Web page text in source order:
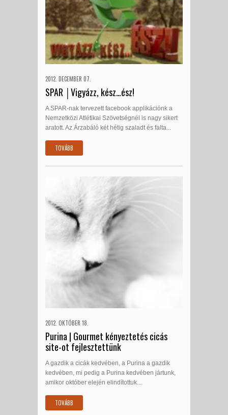
2012. DECEMBER 07.
SPAR │Vigyázz, kész…ész!
A SPAR-nak tervezett facebook applikációnk a
Nemzetközi Atlétikai Szövetségnél is nagy sikert
aratott. Az Árzabáló két hétig szaladt és falta...
TOVÁBB
2012. OKTÓBER 18.
Purina | Gourmet kényeztetés cicás
site-ot fejlesztettünk
A gazdik a cicák kedvében, a Purina a gazdik
kedvében, mi pedig a Purina kedvében jártunk,
amikor október elején elindítottuk...
TOVÁBB